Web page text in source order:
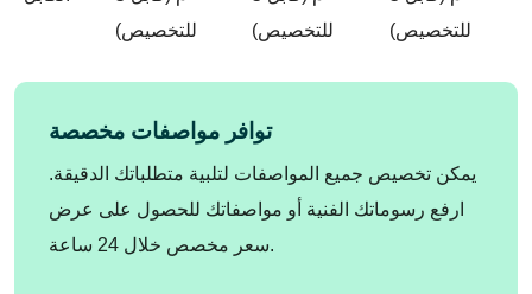
للتخصيص)
للتخصيص)
للتخصيص)
توافر مواصفات مخصصة
يمكن تخصيص جميع المواصفات لتلبية متطلباتك الدقيقة.
ارفع رسوماتك الفنية أو مواصفاتك للحصول على عرض
سعر مخصص خلال 24 ساعة.